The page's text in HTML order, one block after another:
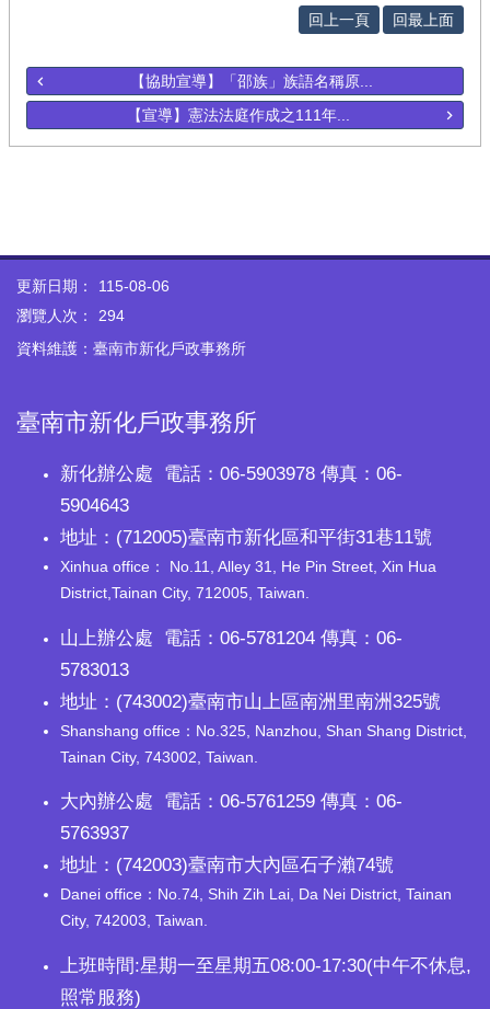
回上一頁 回最上面
【協助宣導】「邵族」族語名稱原...
【宣導】憲法法庭作成之111年...
更新日期：
115-08-06
瀏覽人次：
294
資料維護：臺南市新化戶政事務所
臺南市新化戶政事務所
新化辦公處 電話：06-5903978 傳真：06-
5904643
地址：(712005)臺南市新化區和平街31巷11號
Xinhua office： No.11, Alley 31, He Pin Street, Xin Hua
District,Tainan City, 712005, Taiwan.
山上辦公處 電話：06-5781204 傳真：06-
5783013
地址：(743002)臺南市山上區南洲里南洲325號
Shanshang office：No.325, Nanzhou, Shan Shang District,
Tainan City, 743002, Taiwan.
大內辦公處 電話：06-5761259 傳真：06-
5763937
地址：(742003)臺南市大內區石子瀨74號
Danei office：No.74, Shih Zih Lai, Da Nei District, Tainan
City, 742003, Taiwan.
上班時間:星期一至星期五08:00-17:30(中午不休息,
照常服務)